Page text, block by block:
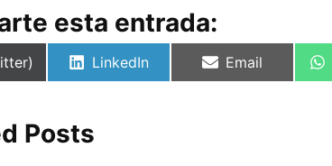
esta entrada:
Compartir
LinkedIn
Compartir
Email
Posts